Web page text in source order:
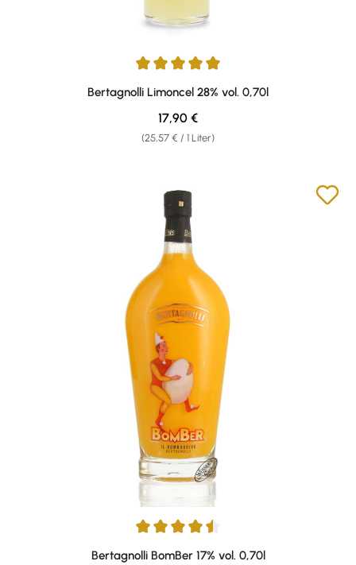
Durchschnittliche Bewertung von 5 von 5 Sternen
Bertagnolli Limoncel 28% vol. 0,70l
(25,57 € / 1 Liter)
Regulärer Preis:
17,90 €
Durchschnittliche Bewertung von 4.4 von 5 Sternen
Bertagnolli BomBer 17% vol. 0,70l